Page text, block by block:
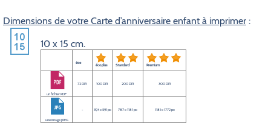
Dimensions de votre Carte d’anniversaire enfant à imprimer :
10 x 15 cm.
éco éco plus Standard Premium
un fichier PDF
72 DPI 100 DPI 200 DPI 300 DPI
une image JPEG
- 394 x 591 px 787 x 1181 px 1181 x 1772 px